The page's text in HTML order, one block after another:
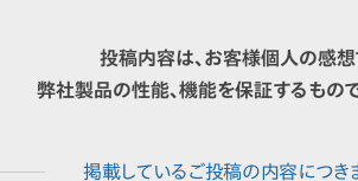
投稿内容は、お客様個人の感想
弊社製品の性能、機能を保証するもの